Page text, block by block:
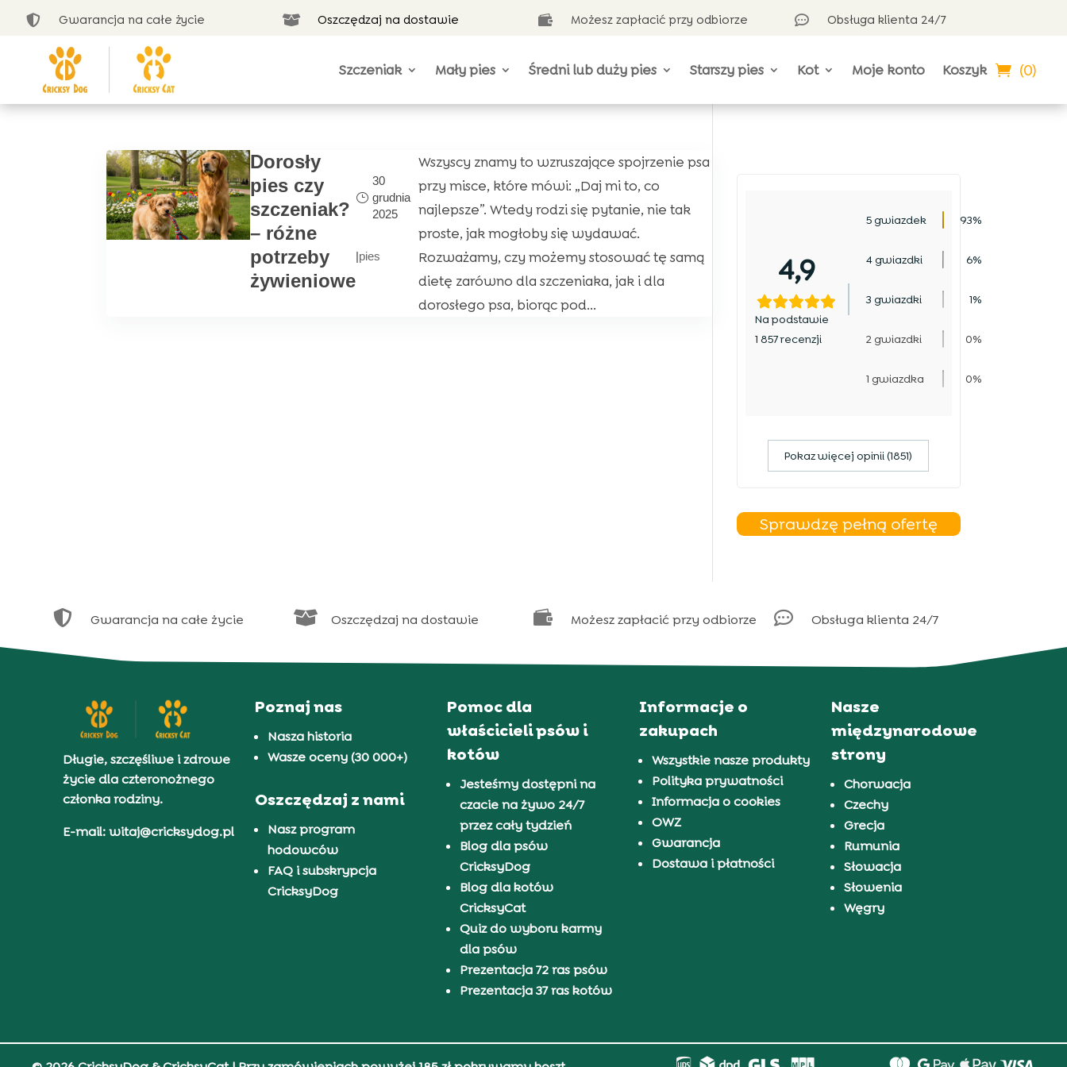
 Gwarancja na całe życie  Oszczędzaj na dostawie  Możesz zapłacić przy odbiorze  Obsługa klienta 24/7
Szczeniak Mały pies Średni lub duży pies Starszy pies Kot Moje konto Koszyk (0)
Dorosły
pies czy
szczeniak?
– różne
potrzeby
żywieniowe
30
grudnia
2025
|pies
Wszyscy znamy to wzruszające spojrzenie psa
przy misce, które mówi: „Daj mi to, co
najlepsze”. Wtedy rodzi się pytanie, nie tak
proste, jak mogłoby się wydawać.
Rozważamy, czy możemy stosować tę samą
dietę zarówno dla szczeniaka, jak i dla
dorosłego psa, biorąc pod...
4,9
Na podstawie
1 857 recenzji
5 gwiazdek 93%
4 gwiazdki 6%
3 gwiazdki 1%
2 gwiazdki 0%
1 gwiazdka 0%
Pokaz więcej opinii (1851)
Sprawdzę pełną ofertę
 Gwarancja na całe życie  Oszczędzaj na dostawie  Możesz zapłacić przy odbiorze  Obsługa klienta 24/7
Długie, szczęśliwe i zdrowe
życie dla czteronożnego
członka rodziny.
E-mail: witaj@cricksydog.pl
Poznaj nas
Nasza historia
Wasze oceny (30 000+)
Oszczędzaj z nami
Nasz program
hodowców
FAQ i subskrypcja
CricksyDog
Pomoc dla
właścicieli psów i
kotów
Jesteśmy dostępni na
czacie na żywo 24/7
przez cały tydzień
Blog dla psów
CricksyDog
Blog dla kotów
CricksyCat
Quiz do wyboru karmy
dla psów
Prezentacja 72 ras psów
Prezentacja 37 ras kotów
Informacje o
zakupach
Wszystkie nasze produkty
Polityka prywatności
Informacja o cookies
OWZ
Gwarancja
Dostawa i płatności
Nasze
międzynarodowe
strony
Chorwacja
Czechy
Grecja
Rumunia
Słowacja
Słowenia
Węgry